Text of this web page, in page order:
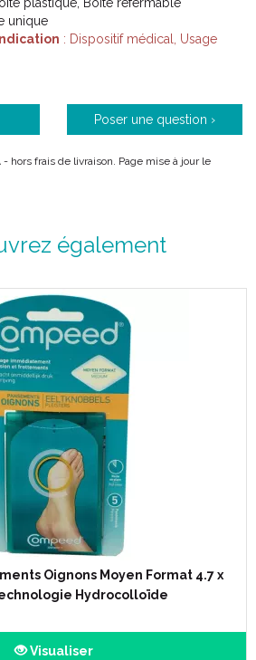
unique
: Dispositif médical, Usage
Poser une question ›
hors frais de livraison. Page mise à jour le
également
Oignons Moyen Format 4.7 x
Hydrocolloïde
Visualiser